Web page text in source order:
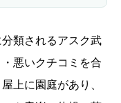
類されるアスク武
悪いクチコミを合
上に園庭があり、